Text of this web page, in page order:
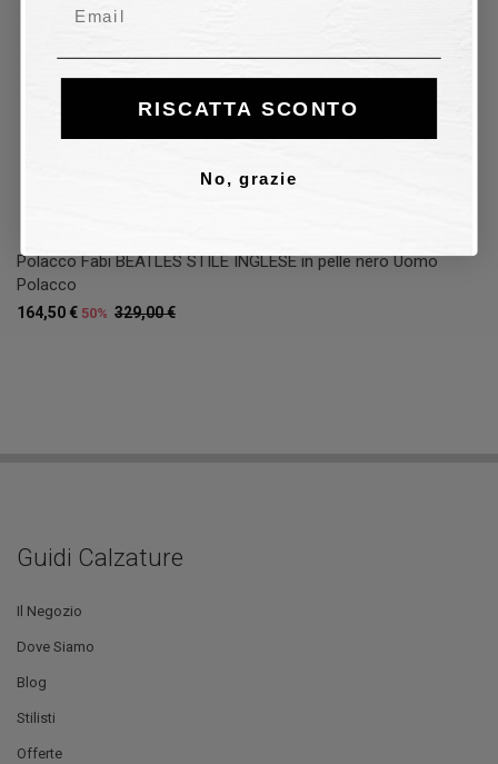
Polacco Fabi BEATLES STILE INGLESE in pelle nero Uomo
Polacco
329,00 €
164,50 € 50%
Guidi Calzature
Il Negozio
Dove Siamo
Blog
Stilisti
Offerte
RISCATTA SCONTO
No, grazie